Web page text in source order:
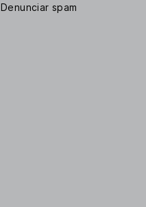
Denunciar spam